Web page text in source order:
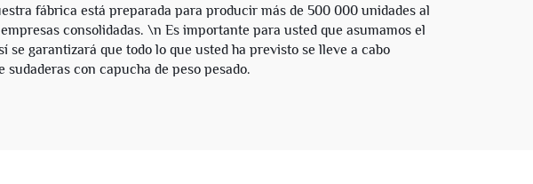
fábrica está preparada para producir más de 500 000 unidades al
consolidadas. \n Es importante para usted que asumamos el
garantizará que todo lo que usted ha previsto se lleve a cabo
con capucha de peso pesado.